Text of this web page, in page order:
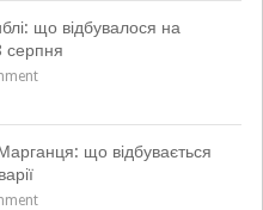
що відбувалося на
серпня
що відбувається